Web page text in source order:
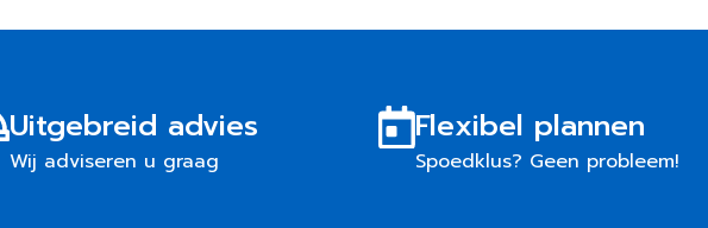
Uitgebreid advies
Wij adviseren u graag
Flexibel plannen
Spoedklus? Geen probleem!